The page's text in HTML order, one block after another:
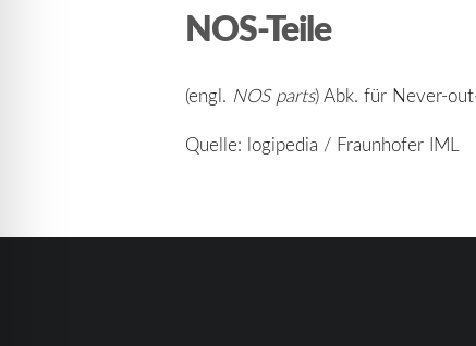
NOS-Teile
(engl. NOS parts) Abk. für Never-
Quelle: logipedia / Fraunhofer IML